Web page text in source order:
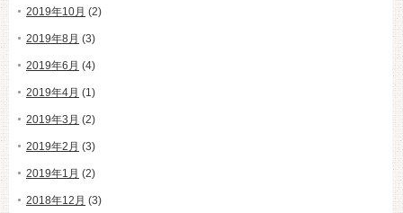
2019年10月 (2)
2019年8月 (3)
2019年6月 (4)
2019年4月 (1)
2019年3月 (2)
2019年2月 (3)
2019年1月 (2)
2018年12月 (3)